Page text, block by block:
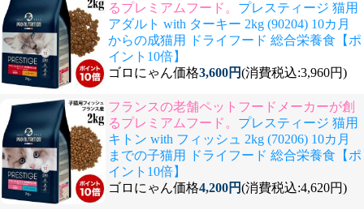
るプレミアムフード。 プレスティージ 猫用
アダルト with ターキー 2kg (90204) 10カ月
からの成猫用 ドライフード 総合栄養食【ポ
イント10倍】
ゴロにゃん価格3,600円(消費税込:3,960円)
フランスの老舗ペットフードメーカーが創
るプレミアムフード。 プレスティージ 猫用
キトン with フィッシュ 2kg (70206) 10カ月
までの子猫用 ドライフード 総合栄養食【ポ
イント10倍】
ゴロにゃん価格4,200円(消費税込:4,620円)